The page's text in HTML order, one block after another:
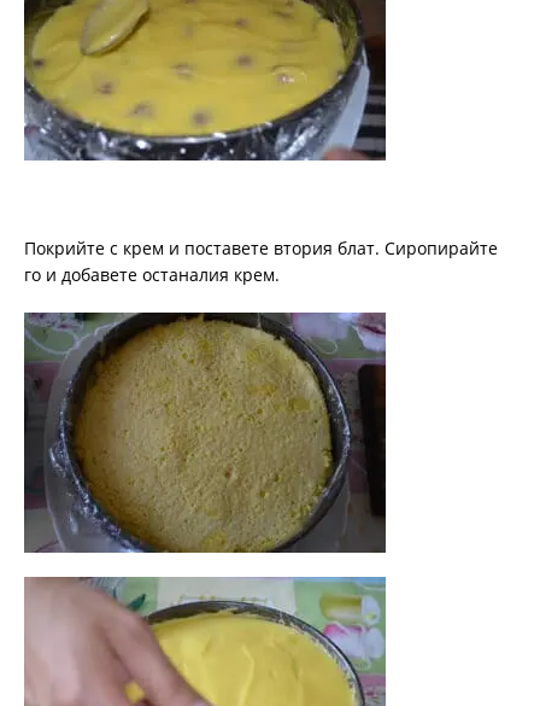
Покрийте с крем и поставете втория блат. Сиропирайте
го и добавете останалия крем.